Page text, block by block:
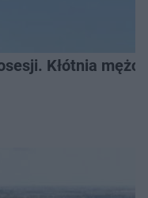
Kłótnia